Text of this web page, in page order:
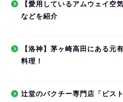
【愛用しているアムウェイ空
などを紹介
【洛神】茅ヶ崎高田にある元
料理！
辻堂のパクチー専門店「ビス